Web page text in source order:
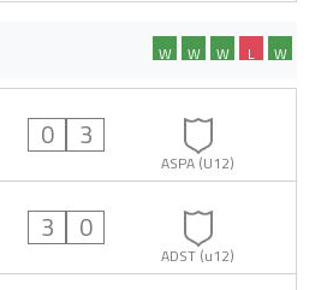
W
L
W
W
W
0 3
ASPA (U12)
3 0
ADST (u12)